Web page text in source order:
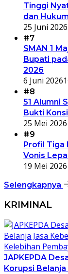
Tinggi
dan
25 Juni 2026
#7
SMAN 1
Bupati
2026
6 Juni 2026
#8
51 Alumni
Bukti
25 Mei 2026
#9
Profil Tiga
Vonis
19 Mei 2026
Selengkapnya
KRIMINAL
JAPKEPDA
Korupsi